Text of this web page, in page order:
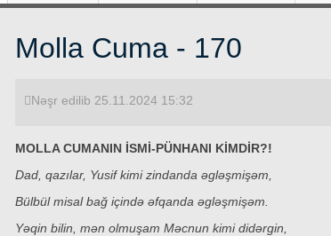
Molla Cuma - 170
Nəşr edilib 25.11.2024 15:32
MOLLA CUMANIN İSMİ-PÜNHANI KİMDİR?!
Dad, qazılar, Yusif kimi zindanda əgləşmişəm,
Bülbül misal bağ içində əfqanda əgləşmişəm.
Yəqin bilin, mən olmuşam Məcnun kimi didərgin,